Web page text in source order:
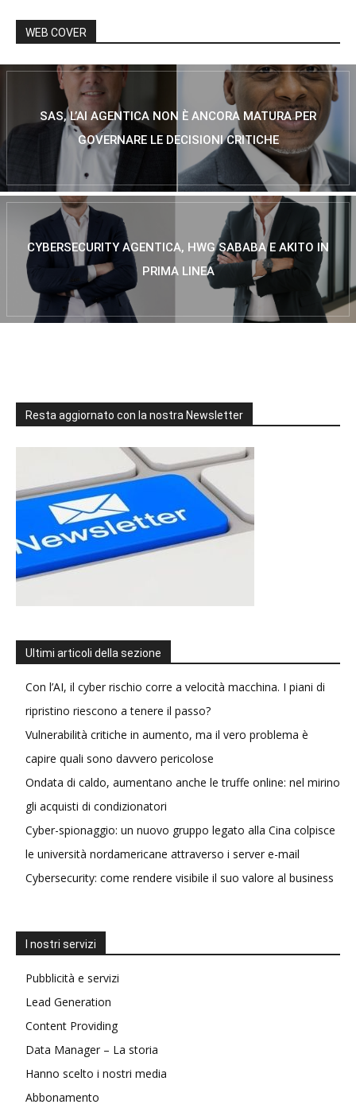
WEB COVER
SAS, L’AI AGENTICA NON È ANCORA MATURA PER
GOVERNARE LE DECISIONI CRITICHE
CYBERSECURITY AGENTICA, HWG SABABA E AKITO IN
PRIMA LINEA
Resta aggiornato con la nostra Newsletter
Ultimi articoli della sezione
Con l’AI, il cyber rischio corre a velocità macchina. I piani di
ripristino riescono a tenere il passo?
Vulnerabilità critiche in aumento, ma il vero problema è
capire quali sono davvero pericolose
Ondata di caldo, aumentano anche le truffe online: nel mirino
gli acquisti di condizionatori
Cyber-spionaggio: un nuovo gruppo legato alla Cina colpisce
le università nordamericane attraverso i server e-mail
Cybersecurity: come rendere visibile il suo valore al business
I nostri servizi
Pubblicità e servizi
Lead Generation
Content Providing
Data Manager – La storia
Hanno scelto i nostri media
Abbonamento